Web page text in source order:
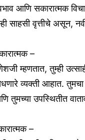
आणि सकारात्मक
साहसी वृत्तीचे असून,
–
म्हणतात, तुम्ही
व्यक्ती आहात.
तुमच्या उपस्थितीत
–